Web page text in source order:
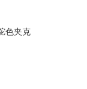
色夹克